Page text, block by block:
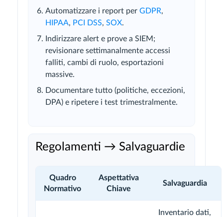
Automatizzare i report per GDPR,
HIPAA, PCI DSS, SOX.
Indirizzare alert e prove a SIEM;
revisionare settimanalmente accessi
falliti, cambi di ruolo, esportazioni
massive.
Documentare tutto (politiche, eccezioni,
DPA) e ripetere i test trimestralmente.
Regolamenti → Salvaguardie
Quadro
Normativo
Aspettativa
Chiave
Salvaguardia
Inventario dati,